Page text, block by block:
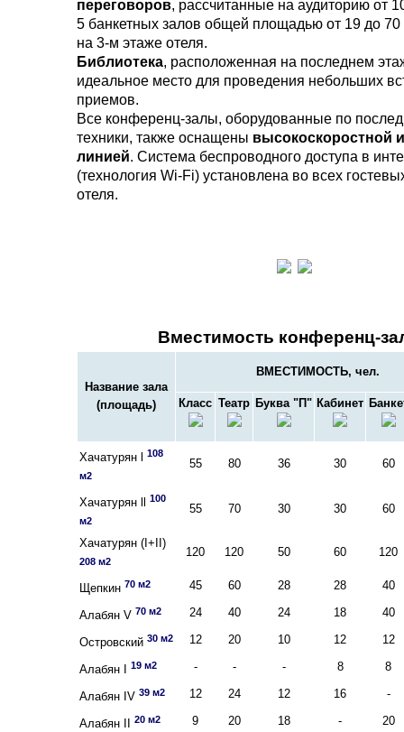
переговоров, рассчитанные на аудиторию от
5 банкетных залов общей площадью от 19 до 70
на 3-м этаже отеля.
Библиотека, расположенная на последнем
идеальное место для проведения небольших
приемов.
Все конференц-залы, оборудованные по
техники, также оснащены высокоскоростной
линией. Система беспроводного доступа в
(технология Wi-Fi) установлена во всех
отеля.
Вместимость конференц-
Название зала
(площадь)
ВМЕСТИМОСТЬ, чел.
Класс Театр Буква "П" Кабинет
Хачатурян l 108
м2
55 80 36 30 60
Хачатурян ll 100
м2
55 70 30 30 60
Хачатурян (I+II)
208 м2
120 120 50 60 120
Щепкин 70 м2 45 60 28 28 40
Алабян V 70 м2 24 40 24 18 40
Островский 30 м2 12 20 10 12 12
Алабян I 19 м2 - - - 8 8
Алабян IV 39 м2 12 24 12 16 -
Алабян II 20 м2 9 20 18 - 20